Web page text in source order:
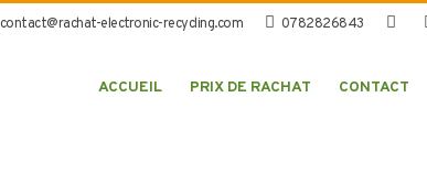
contact@rachat-electronic-recycling.com 0782826843
ACCUEIL PRIX DE RACHAT CONTACT